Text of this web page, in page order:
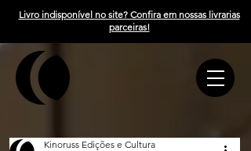
Livro indisponível no site? Confira em nossas livrarias
parceiras!
Kinoruss Edições e Cultura